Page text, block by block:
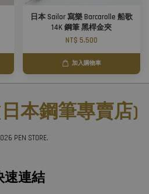
日本 Sailor 寫樂 Barcarolle 船歌
14K 鋼筆 黑桿金夾
NT$ 5,500
加入購物車
本鋼筆專賣店)
PEN STORE.
速連結